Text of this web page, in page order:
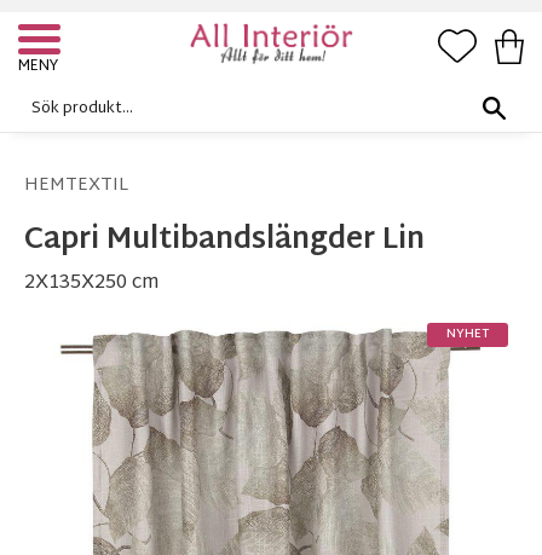
Meny
HEMTEXTIL
Capri Multibandslängder Lin
2X135X250 cm
NYHET